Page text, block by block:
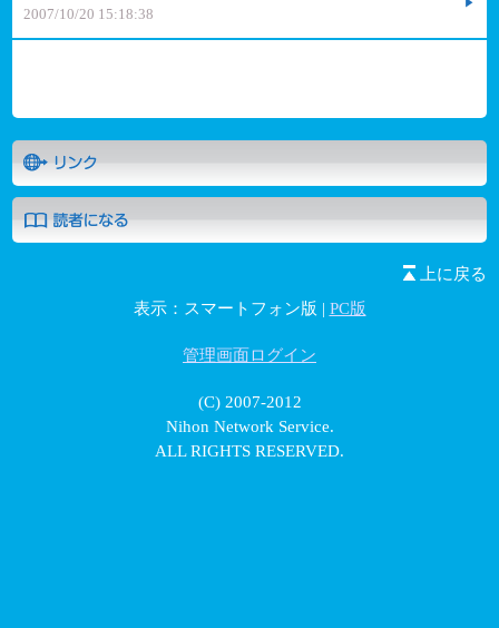
2007/10/20 15:18:38
上に戻る
表示：スマートフォン版 | PC版
管理画面ログイン
(C) 2007-2012
Nihon Network Service.
ALL RIGHTS RESERVED.